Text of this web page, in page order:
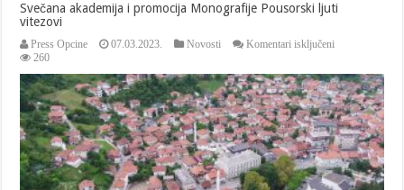
Svečana akademija i promocija Monografije Pousorski ljuti
vitezovi
Press Opcine 07.03.2023. Novosti Komentari isključeni
i
promocija
Monografije
Pousorski
ljuti
vitezovi
260